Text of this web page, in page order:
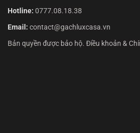
Hotline: 0777.08.18.38
Email: contact@gachluxcasa.vn
Bản quyền được bảo hộ. Điều khoản &